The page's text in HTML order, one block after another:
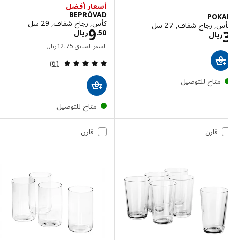
شفاف, 27 سل
الاسعار ريال 3
للتوصيل
أسعار أفضل
BEPRÖVAD
كأس, زجاج شفاف, 29 سل
ريال9 الاسعار ريال 9.50
السعر السابق ريال12 .75 السعر السابق ريال 12.75
مراجعة: 4.7 من أصل 5 نجوم. إجمالي المراجعات:
(6)
متاح للتوصيل
قارن قارن